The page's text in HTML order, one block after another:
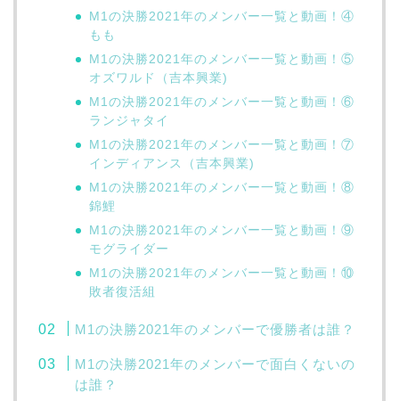
M1の決勝2021年のメンバー一覧と動画！④
もも
M1の決勝2021年のメンバー一覧と動画！⑤
オズワルド（吉本興業)
M1の決勝2021年のメンバー一覧と動画！⑥
ランジャタイ
M1の決勝2021年のメンバー一覧と動画！⑦
インディアンス（吉本興業)
M1の決勝2021年のメンバー一覧と動画！⑧
錦鯉
M1の決勝2021年のメンバー一覧と動画！⑨
モグライダー
M1の決勝2021年のメンバー一覧と動画！⑩
敗者復活組
M1の決勝2021年のメンバーで優勝者は誰？
M1の決勝2021年のメンバーで面白くないの
は誰？